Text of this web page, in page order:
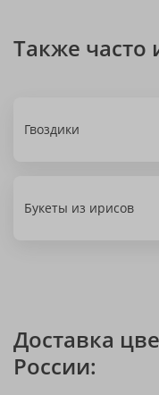
Также часто
Гвоздики
Букеты из ирисов
Доставка
России: